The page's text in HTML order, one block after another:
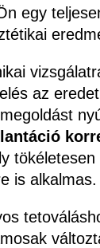
egy
az
is alkalmas.